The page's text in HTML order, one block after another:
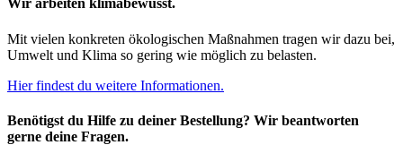
Wir arbeiten klimabewusst.
Mit vielen konkreten ökologischen Maßnahmen tragen wir dazu bei,
Umwelt und Klima so gering wie möglich zu belasten.
Hier findest du weitere Informationen.
Benötigst du Hilfe zu deiner Bestellung? Wir beantworten
gerne deine Fragen.